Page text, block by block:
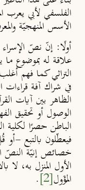
الفلسفي لأبي يعرب
الأسس المنهجيّة
أولًا: إنّ نصّ
علاقة له بموضوع ما
التراثي كما فهم
في شراك آفة قراءات
الظاهر بين آيات
الوصول أو تحقيق
الباطن حصرًا لكلية
فيعطّلون بالتبع -
خصائص إنيّة النصّ
الأول المنزل به، لا
المُؤَول[2]
.